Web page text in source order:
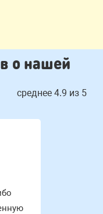
о нашей
среднее 4.9 из 5